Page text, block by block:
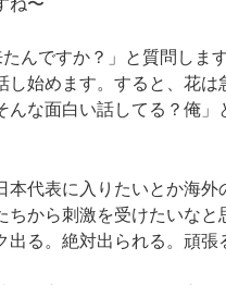
んですか？」 と質問しま
し始めます。すると、花は
んな面白い話してる？俺」
代表に入りたいとか海外
から刺激を受けたいな
出る。絶対出られる。頑張